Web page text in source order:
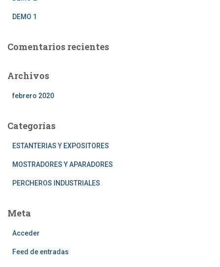
DEMO 1
Comentarios recientes
Archivos
febrero 2020
Categorías
ESTANTERIAS Y EXPOSITORES
MOSTRADORES Y APARADORES
PERCHEROS INDUSTRIALES
Meta
Acceder
Feed de entradas